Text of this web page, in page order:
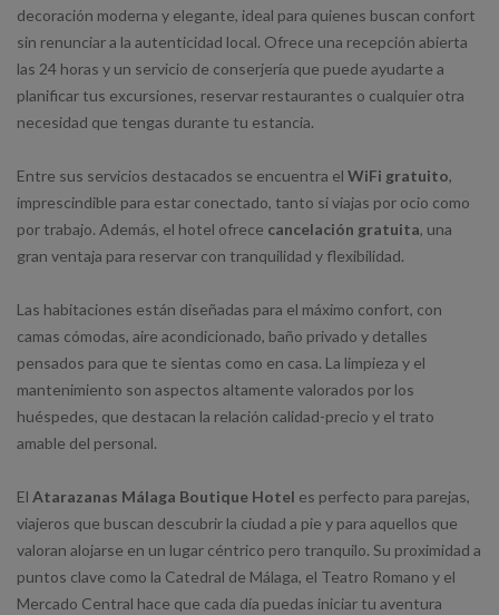
decoración moderna y elegante, ideal para quienes buscan confort
sin renunciar a la autenticidad local. Ofrece una recepción abierta
las 24 horas y un servicio de conserjería que puede ayudarte a
planificar tus excursiones, reservar restaurantes o cualquier otra
necesidad que tengas durante tu estancia.
Entre sus servicios destacados se encuentra el WiFi gratuito,
imprescindible para estar conectado, tanto si viajas por ocio como
por trabajo. Además, el hotel ofrece cancelación gratuita, una
gran ventaja para reservar con tranquilidad y flexibilidad.
Las habitaciones están diseñadas para el máximo confort, con
camas cómodas, aire acondicionado, baño privado y detalles
pensados para que te sientas como en casa. La limpieza y el
mantenimiento son aspectos altamente valorados por los
huéspedes, que destacan la relación calidad-precio y el trato
amable del personal.
El Atarazanas Málaga Boutique Hotel es perfecto para parejas,
viajeros que buscan descubrir la ciudad a pie y para aquellos que
valoran alojarse en un lugar céntrico pero tranquilo. Su proximidad a
puntos clave como la Catedral de Málaga, el Teatro Romano y el
Mercado Central hace que cada día puedas iniciar tu aventura